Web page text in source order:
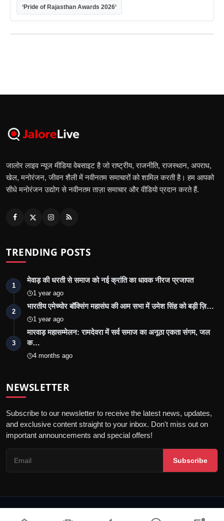
‘Pride of Rajasthan Awards 2026‘
जालोर लाइव न्यूज मीडिया वेबसाइट है जो राष्ट्रीय, राजनीति, राजस्थान, अपराध,
खेल, मनोरंजन, जीवन शैली में नवीनतम समाचारों को शामिल करती है। हम आपको
सीधे मनोरंजन उद्योग से नवीनतम ताज़ा समाचार और वीडियो प्रदान करते हैं.
TRENDING POSTS
1
मेवाड़ की धरती से समाज को नई क्रांति का धावक नीरज प्रजापत
1 year ago
2
भारतीय एमेच्योर बॉक्सिंग महासंघ की आम सभा में उमेश सिंह को बड़ी ज़ि…
1 year ago
3
मारवाड़ महासम्मेलन: रामदेवरा में सर्व समाज का अनूठा एकता संगम, जल
क…
4 months ago
NEWSLETTER
Subscribe to our newsletter to receive the latest news, updates,
and exclusive content straight to your inbox. Don't miss out on
important announcements and special offers!
Subscribe